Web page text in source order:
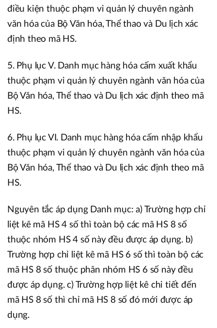
điều kiện thuộc phạm vi quản lý chuyên ngành
văn hóa của Bộ Văn hóa, Thể thao và Du lịch xác
định theo mã HS.
5. Phụ lục V. Danh mục hàng hóa cấm xuất khẩu
thuộc phạm vi quản lý chuyên ngành văn hóa của
Bộ Văn hóa, Thể thao và Du lịch xác định theo mã
HS.
6. Phụ lục VI. Danh mục hàng hóa cấm nhập khẩu
thuộc phạm vi quản lý chuyên ngành văn hóa của
Bộ Văn hóa, Thể thao và Du lịch xác định theo mã
HS.
Nguyên tắc áp dụng Danh mục: a) Trường hợp chỉ
liệt kê mã HS 4 số thì toàn bộ các mã HS 8 số
thuộc nhóm HS 4 số này đều được áp dụng. b)
Trường hợp chỉ liệt kê mã HS 6 số thì toàn bộ các
mã HS 8 số thuộc phân nhóm HS 6 số này đều
được áp dụng. c) Trường hợp liệt kê chi tiết đến
mã HS 8 số thì chỉ mã HS 8 số đó mới được áp
dụng.